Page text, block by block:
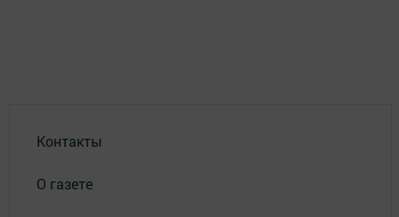
Контакты
О газете